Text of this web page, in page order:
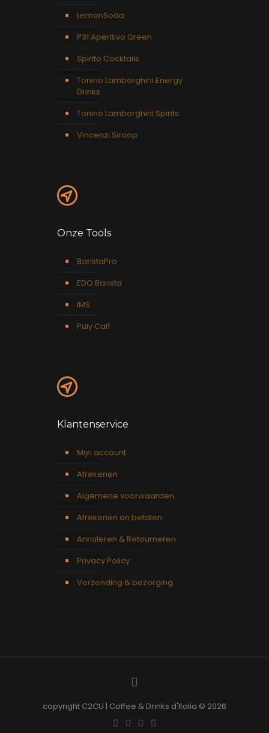
LemonSoda
P31 Aperitivo Green
Spirito Cocktails
Tonino Lamborghini Energy
Drinks
Tonino Lamborghini Spirits
Vincenzi Siroop
Onze Tools
BaristaPro
EDO Barista
IMS
Puly Caff
Klantenservice
Mijn account
Afrekenen
Algemene voorwaarden
Afrekenen en betalen
Annuleren & Retourneren
Privacy Policy
Verzending & bezorging
copyright C2CU | Coffee & Drinks d'Italia © 2026